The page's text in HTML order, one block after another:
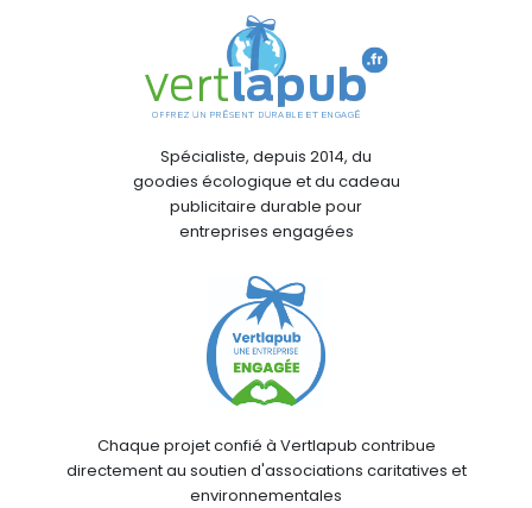
Spécialiste, depuis 2014, du
goodies écologique et du cadeau
publicitaire durable pour
entreprises engagées
Chaque projet confié à Vertlapub contribue
directement au soutien d'associations caritatives et
environnementales